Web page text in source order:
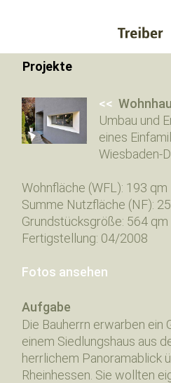
Projekte
<<
Umbau und
eines
Wiesbaden-
Wohnfläche (WFL): 193 qm
Summe Nutzfläche (NF):
Grundstücksgröße: 564 qm
Fertigstellung: 04/2008
Fotos ansehen
Aufgabe
Die Bauherrn erwarben ein
einem Siedlungshaus aus
herrlichem Panoramablick
Rheinhessen. Sie wollten